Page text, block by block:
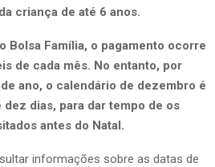
criança de até 6 anos.
Bolsa Família, o pagamento ocorre
de cada mês. No entanto, por
ano, o calendário de dezembro é
dias, para dar tempo de os
antes do Natal.
informações sobre as datas de